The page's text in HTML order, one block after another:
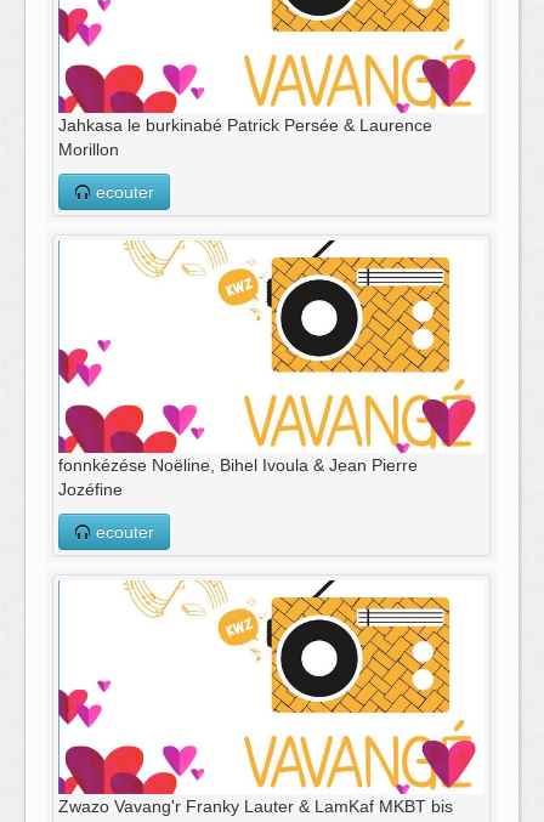
Jahkasa le burkinabé Patrick Persée & Laurence
Morillon
ecouter
fonnkézése Noëline, Bihel Ivoula & Jean Pierre
Jozéfine
ecouter
Zwazo Vavang'r Franky Lauter & LamKaf MKBT bis